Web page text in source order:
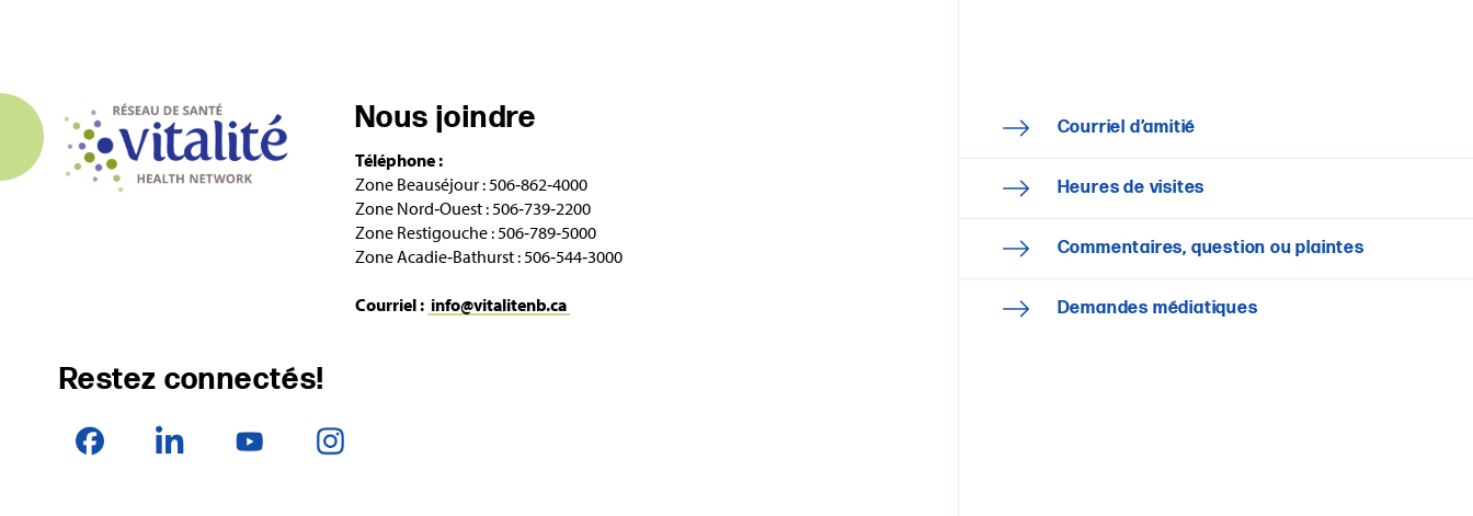
Nous joindre
Téléphone :
Zone Beauséjour : 506‑862‑4000
Zone Nord‑Ouest : 506‑739‑2200
Zone Restigouche : 506‑789‑5000
Zone Acadie‑Bathurst : 506‑544‑3000
Courriel : info@vitalitenb.ca
Restez connectés!
Courriel d’amitié
Heures de visites
Commentaires, question ou plaintes
Demandes médiatiques